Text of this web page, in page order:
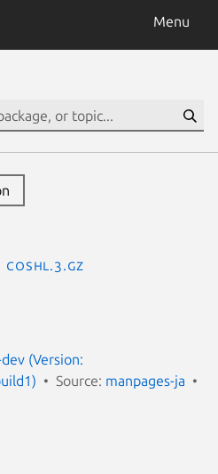
Menu
coshl.3.gz
(Version:
Source: manpages-ja